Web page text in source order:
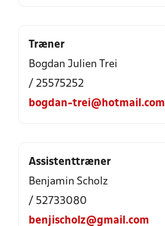
Træner
Bogdan Julien Trei
/ 25575252
bogdan-trei@hotmail.com
Assistenttræner
Benjamin Scholz
/ 52733080
benjischolz@gmail.com